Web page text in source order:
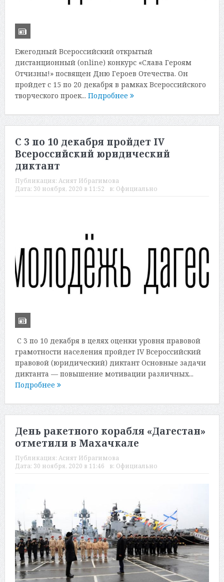
Ежегодный Всероссийский открытый
дистанционный (online) конкурс «Слава Героям
Отчизны!» посвящен Дню Героев Отечества. Он
пройдет с 15 по 20 декабря в рамках Всероссийского
творческого проек... Подробнее
С 3 по 10 декабря пройдет IV
Всероссийский юридический
диктант
Публикация: Асият Ибрагимова
Дата: 30 ноября, 2020 в 11:52 в: Официально
С 3 по 10 декабря в целях оценки уровня правовой
грамотности населения пройдет IV Всероссийский
правовой (юридический) диктант Основные задачи
диктанта — повышение мотивации различных...
Подробнее
День ракетного корабля «Дагестан»
отметили в Махачкале
Публикация: Асият Ибрагимова
Дата: 30 ноября, 2020 в 11:46 в: Официально